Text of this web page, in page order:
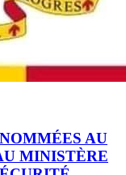
AU
MINISTÈRE